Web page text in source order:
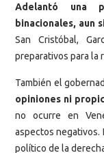
Adelantó una
binacionales, aun
San Cristóbal,
preparativos para la
También el
opiniones ni
no ocurre en
aspectos negativos.
político de la